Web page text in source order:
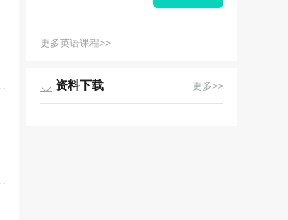
更多英语课程>>
资料下载 更多>>